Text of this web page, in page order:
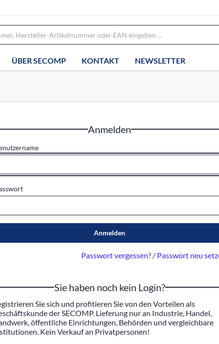
ÜBER SECOMP KONTAKT NEWSLETTER
Anmelden
Anmelden
Passwort vergessen? / Passwort neu
Sie haben noch kein Login?
Sie sich und profitieren Sie von den Vorteilen als
der SECOMP. Lieferung nur an Industrie, Handel,
öffentliche Einrichtungen, Behörden und vergleichbare
Kein Verkauf an Privatpersonen!